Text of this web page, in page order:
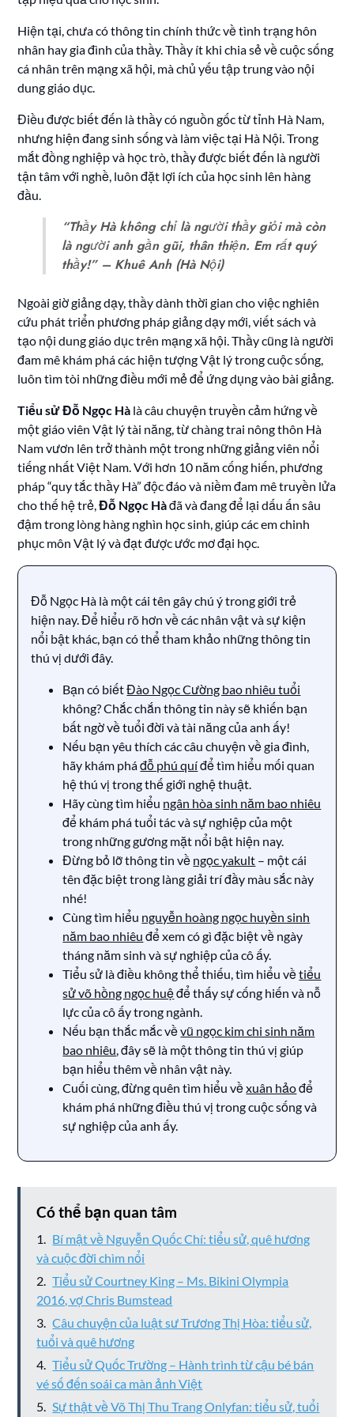
Hiện tại, chưa có thông tin chính thức về tình trạng hôn
nhân hay gia đình của thầy. Thầy ít khi chia sẻ về cuộc sống
cá nhân trên mạng xã hội, mà chủ yếu tập trung vào nội
dung giáo dục.
Điều được biết đến là thầy có nguồn gốc từ tỉnh Hà Nam,
nhưng hiện đang sinh sống và làm việc tại Hà Nội. Trong
mắt đồng nghiệp và học trò, thầy được biết đến là người
tận tâm với nghề, luôn đặt lợi ích của học sinh lên hàng
đầu.
“Thầy Hà không chỉ là người thầy giỏi mà còn
là người anh gần gũi, thân thiện. Em rất quý
thầy!” – Khuê Anh (Hà Nội)
Ngoài giờ giảng dạy, thầy dành thời gian cho việc nghiên
cứu phát triển phương pháp giảng dạy mới, viết sách và
tạo nội dung giáo dục trên mạng xã hội. Thầy cũng là người
đam mê khám phá các hiện tượng Vật lý trong cuộc sống,
luôn tìm tòi những điều mới mẻ để ứng dụng vào bài giảng.
Tiểu sử Đỗ Ngọc Hà là câu chuyện truyền cảm hứng về
một giáo viên Vật lý tài năng, từ chàng trai nông thôn Hà
Nam vươn lên trở thành một trong những giảng viên nổi
tiếng nhất Việt Nam. Với hơn 10 năm cống hiến, phương
pháp “quy tắc thầy Hà” độc đáo và niềm đam mê truyền lửa
cho thế hệ trẻ,Đỗ Ngọc Hàđã và đang để lại dấu ấn sâu
đậm trong lòng hàng nghìn học sinh, giúp các em chinh
phục môn Vật lý và đạt được ước mơ đại học.
Đỗ Ngọc Hà là một cái tên gây chú ý trong giới trẻ
hiện nay. Để hiểu rõ hơn về các nhân vật và sự kiện
nổi bật khác, bạn có thể tham khảo những thông tin
thú vị dưới đây.
Bạn có biếtĐào Ngọc Cường bao nhiêu tuổi
không? Chắc chắn thông tin này sẽ khiến bạn
bất ngờ về tuổi đời và tài năng của anh ấy!
Nếu bạn yêu thích các câu chuyện về gia đình,
hãy khám pháđỗ phú quíđể tìm hiểu mối quan
hệ thú vị trong thế giới nghệ thuật.
Hãy cùng tìm hiểu ngân hòa sinh năm bao nhiêu
để khám phá tuổi tác và sự nghiệp của một
trong những gương mặt nổi bật hiện nay.
Đừng bỏ lỡ thông tin về ngọc yakult – một cái
tên đặc biệt trong làng giải trí đầy màu sắc này
nhé!
Cùng tìm hiểu nguyễn hoàng ngọc huyền sinh
năm bao nhiêu để xem có gì đặc biệt về ngày
tháng năm sinh và sự nghiệp của cô ấy.
Tiểu sử là điều không thể thiếu, tìm hiểu vềtiểu
sử võ hồng ngọc huệđể thấy sự cống hiến và nỗ
lực của cô ấy trong ngành.
Nếu bạn thắc mắc vềvũ ngọc kim chi sinh năm
bao nhiêu, đây sẽ là một thông tin thú vị giúp
bạn hiểu thêm về nhân vật này.
Cuối cùng, đừng quên tìm hiểu vềxuân hảođể
khám phá những điều thú vị trong cuộc sống và
sự nghiệp của anh ấy.
Có thể bạn quan tâm
Bí mật về Nguyễn Quốc Chí: tiểu sử, quê hương
và cuộc đời chìm nổi
Tiểu sử Courtney King – Ms. Bikini Olympia
2016, vợ Chris Bumstead
Câu chuyện của luật sư Trương Thị Hòa: tiểu sử,
tuổi và quê hương
Tiểu sử Quốc Trường – Hành trình từ cậu bé bán
vé số đến soái ca màn ảnh Việt
Sự thật về Võ Thị Thu Trang Onlyfan: tiểu sử, tuổi